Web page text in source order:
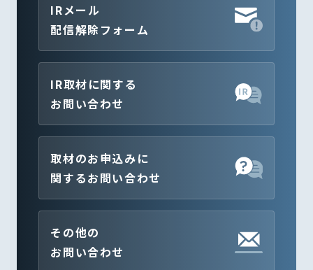
IRメール
配信解除フォーム
IR取材に関する
お問い合わせ
取材のお申込みに
関するお問い合わせ
その他の
お問い合わせ